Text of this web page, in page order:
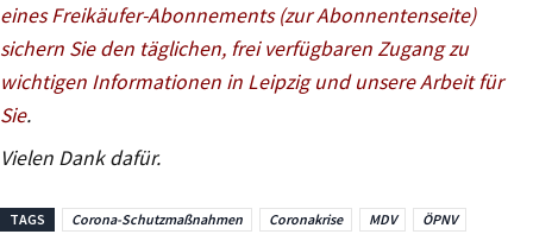
eines Freikäufer-Abonnements (zur Abonnentenseite)
sichern Sie den täglichen, frei verfügbaren Zugang zu
wichtigen Informationen in Leipzig und unsere Arbeit für
Sie.
Vielen Dank dafür.
TAGS Corona-Schutzmaßnahmen Coronakrise MDV ÖPNV